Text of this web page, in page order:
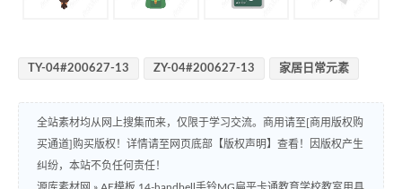
TY-04#200627-13 ZY-04#200627-13 家居日常元素
全站素材均从网上搜集而来，仅限于学习交流。商用请至[商用版权购
买通道]购买版权！详情请至网页底部【版权声明】查看！因版权产生
纠纷，本站不负任何责任！